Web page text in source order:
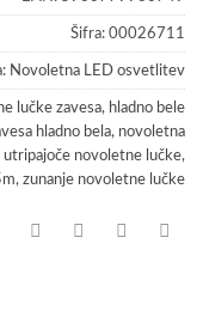
Šifra: 00026711
Novoletna LED osvetlitev
lučke zavesa, hladno bele
hladno bela, novoletna
utripajoče novoletne lučke,
, zunanje novoletne lučke